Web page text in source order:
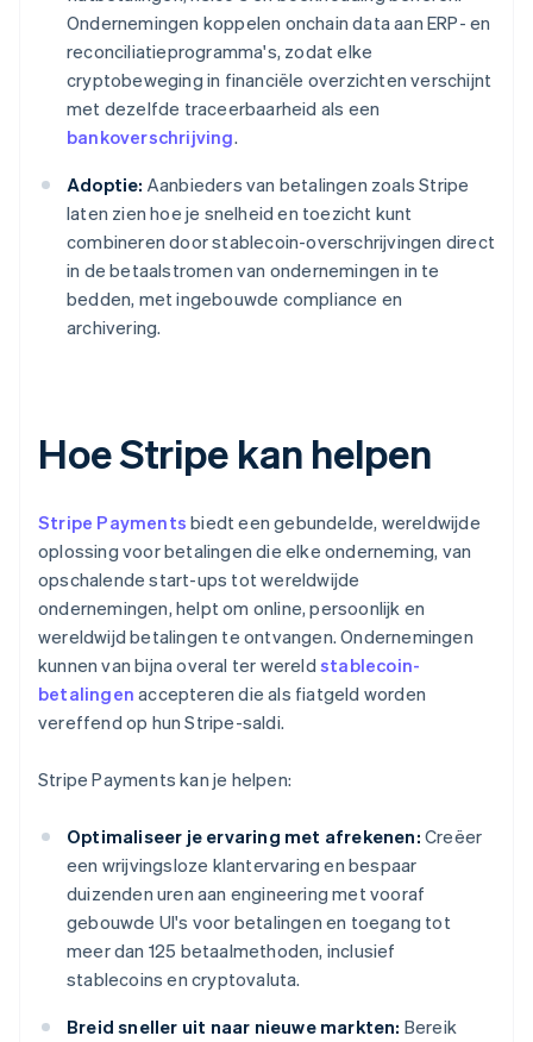
Ondernemingen koppelen onchain data aan ERP- en
reconciliatieprogramma's, zodat elke
cryptobeweging in financiële overzichten verschijnt
met dezelfde traceerbaarheid als een
bankoverschrijving.
Adoptie: Aanbieders van betalingen zoals Stripe
laten zien hoe je snelheid en toezicht kunt
combineren door stablecoin-overschrijvingen direct
in de betaalstromen van ondernemingen in te
bedden, met ingebouwde compliance en
archivering.
Hoe Stripe kan helpen
Stripe Payments biedt een gebundelde, wereldwijde
oplossing voor betalingen die elke onderneming, van
opschalende start-ups tot wereldwijde
ondernemingen, helpt om online, persoonlijk en
wereldwijd betalingen te ontvangen. Ondernemingen
kunnen van bijna overal ter wereld stablecoin-
betalingen accepteren die als fiatgeld worden
vereffend op hun Stripe-saldi.
Stripe Payments kan je helpen:
Optimaliseer je ervaring met afrekenen: Creëer
een wrijvingsloze klantervaring en bespaar
duizenden uren aan engineering met vooraf
gebouwde UI's voor betalingen en toegang tot
meer dan 125 betaalmethoden, inclusief
stablecoins en cryptovaluta.
Breid sneller uit naar nieuwe markten: Bereik